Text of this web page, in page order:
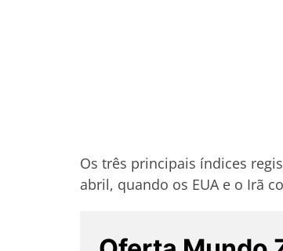
Os três principais índices
abril, quando os EUA e o Irã